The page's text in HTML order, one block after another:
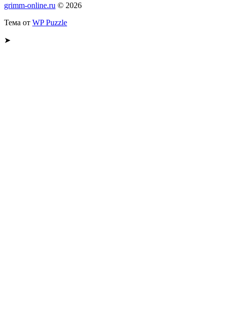
grimm-online.ru © 2026
Тема от WP Puzzle
➤